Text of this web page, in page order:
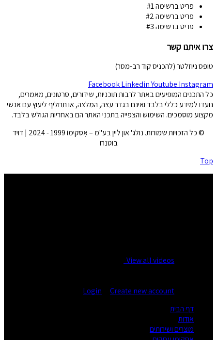
פריט ברשימה #1
פריט ברשימה #2
פריט ברשימה #3
צרו איתנו קשר
טופס ניוזלטר (להכניס קוד רב-מסר)
FacebookLinkedinYoutube Instagram
כל התכנים המופיעים באתר לרבות תוכניות, שידורים, סרטונים, מאמרים,
נועדו למידע כללי בלבד ואינם בגדר עצה, המלצה, או תחליף ליעוץ עם אנשי
מקצוע מוסמכים. השימוש והצפייה בתכני האתר הם באחריות הגולש בלבד.
© כל הזכויות שמורות. נולג' און ליין בע"מ – אָסקימוֹ 1999 - 2024 | דויד
בוטנרו
Top
View all videos
Login
Create new account
דף הבית
אודות
מוצרים ושירותים